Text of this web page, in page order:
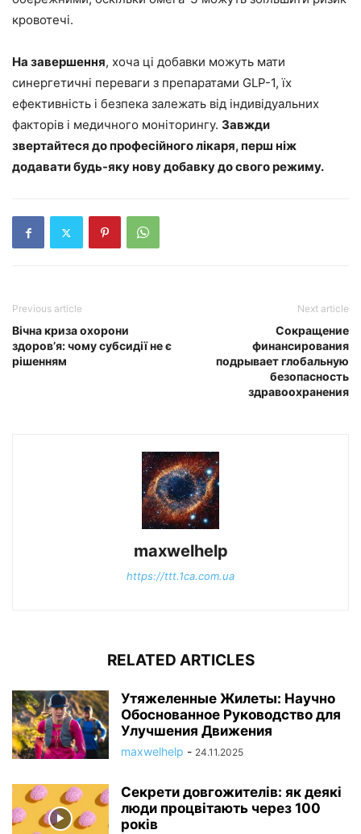
кровотечі.
На завершення, хоча ці добавки можуть мати
синергетичні переваги з препаратами GLP-1, їх
ефективність і безпека залежать від індивідуальних
факторів і медичного моніторингу. Завжди
звертайтеся до професійного лікаря, перш ніж
додавати будь-яку нову добавку до свого режиму.
Previous article
Вічна криза охорони
здоров’я: чому субсидії не є
рішенням
Next article
Сокращение
финансирования
подрывает глобальную
безопасность
здравоохранения
maxwelhelp
https://ttt.1ca.com.ua
RELATED ARTICLES
Утяжеленные Жилеты: Научно
Обоснованное Руководство для
Улучшения Движения
maxwelhelp - 24.11.2025
Секрети довгожителів: як деякі
люди процвітають через 100
років